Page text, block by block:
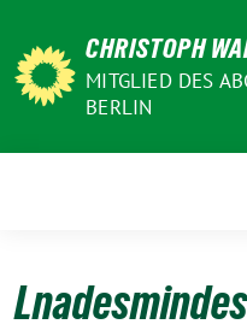
zum
Inhalt
CHRISTOPH
MITGLIED DES
BERLIN